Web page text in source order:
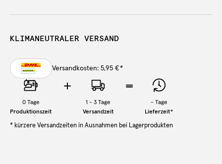
KLIMANEUTRALER VERSAND
Versandkosten: 5,95 €*
0Tage
Produktionszeit
1 - 3 Tage
Versandzeit
- Tage
Lieferzeit*
* kürzere Versandzeiten in Ausnahmen bei Lagerprodukten